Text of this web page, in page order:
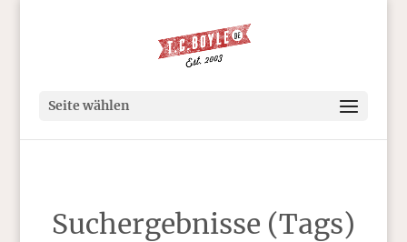
Seite wählen
Suchergebnisse (Tags)